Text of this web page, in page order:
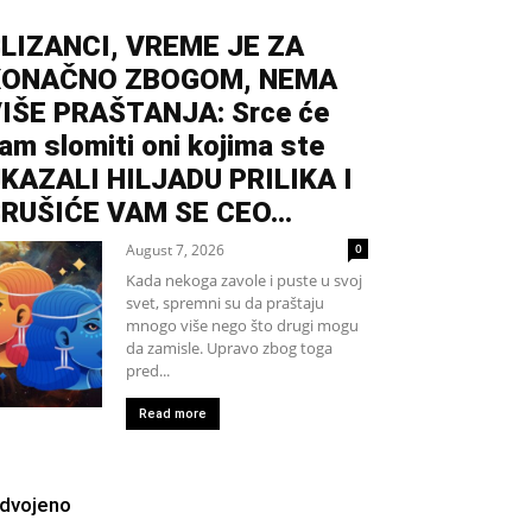
VREME JE ZA
ZBOGOM, NEMA
PRAŠTANJA: Srce će
slomiti oni kojima ste
HILJADU PRILIKA I
VAM SE CEO...
August 7, 2026 0
Kada nekoga zavole i puste u svoj
svet, spremni su da praštaju
mnogo više nego što drugi mogu
da zamisle. Upravo zbog toga
pred...
Read more